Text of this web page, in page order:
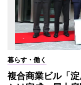
暮らす・働く
複合商業ビル「